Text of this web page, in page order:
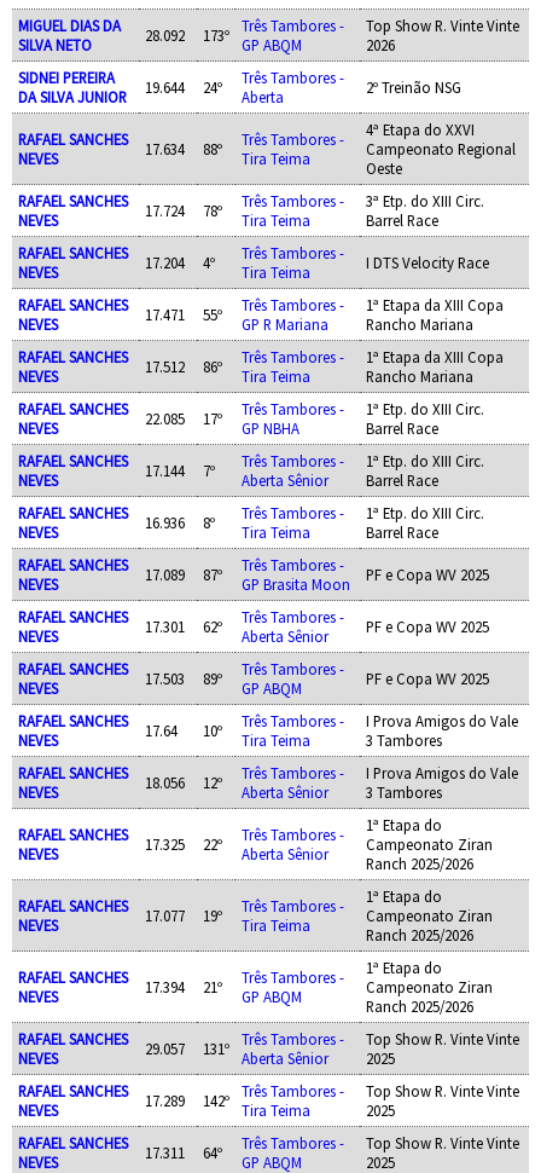
MIGUEL DIAS DA
SILVA NETO
28.092 173º
Três Tambores -
GP ABQM
Top Show R. Vinte Vinte
2026
SIDNEI PEREIRA
DA SILVA JUNIOR
19.644 24º
Três Tambores -
Aberta
2º Treinão NSG
RAFAEL SANCHES
NEVES
17.634 88º
Três Tambores -
Tira Teima
4ª Etapa do XXVI
Campeonato Regional
Oeste
RAFAEL SANCHES
NEVES
17.724 78º
Três Tambores -
Tira Teima
3ª Etp. do XIII Circ.
Barrel Race
RAFAEL SANCHES
NEVES
17.204 4º
Três Tambores -
Tira Teima
I DTS Velocity Race
RAFAEL SANCHES
NEVES
17.471 55º
Três Tambores -
GP R Mariana
1ª Etapa da XIII Copa
Rancho Mariana
RAFAEL SANCHES
NEVES
17.512 86º
Três Tambores -
Tira Teima
1ª Etapa da XIII Copa
Rancho Mariana
RAFAEL SANCHES
NEVES
22.085 17º
Três Tambores -
GP NBHA
1ª Etp. do XIII Circ.
Barrel Race
RAFAEL SANCHES
NEVES
17.144 7º
Três Tambores -
Aberta Sênior
1ª Etp. do XIII Circ.
Barrel Race
RAFAEL SANCHES
NEVES
16.936 8º
Três Tambores -
Tira Teima
1ª Etp. do XIII Circ.
Barrel Race
RAFAEL SANCHES
NEVES
17.089 87º
Três Tambores -
GP Brasita Moon
PF e Copa WV 2025
RAFAEL SANCHES
NEVES
17.301 62º
Três Tambores -
Aberta Sênior
PF e Copa WV 2025
RAFAEL SANCHES
NEVES
17.503 89º
Três Tambores -
GP ABQM
PF e Copa WV 2025
RAFAEL SANCHES
NEVES
17.64 10º
Três Tambores -
Tira Teima
I Prova Amigos do Vale
3 Tambores
RAFAEL SANCHES
NEVES
18.056 12º
Três Tambores -
Aberta Sênior
I Prova Amigos do Vale
3 Tambores
RAFAEL SANCHES
NEVES
17.325 22º
Três Tambores -
Aberta Sênior
1ª Etapa do
Campeonato Ziran
Ranch 2025/2026
RAFAEL SANCHES
NEVES
17.077 19º
Três Tambores -
Tira Teima
1ª Etapa do
Campeonato Ziran
Ranch 2025/2026
RAFAEL SANCHES
NEVES
17.394 21º
Três Tambores -
GP ABQM
1ª Etapa do
Campeonato Ziran
Ranch 2025/2026
RAFAEL SANCHES
NEVES
29.057 131º
Três Tambores -
Aberta Sênior
Top Show R. Vinte Vinte
2025
RAFAEL SANCHES
NEVES
17.289 142º
Três Tambores -
Tira Teima
Top Show R. Vinte Vinte
2025
RAFAEL SANCHES
NEVES
17.311 64º
Três Tambores -
GP ABQM
Top Show R. Vinte Vinte
2025